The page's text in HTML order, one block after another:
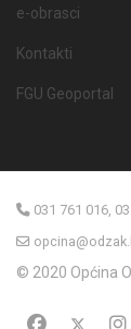
e-obrasci
Kontakti
FGU Geoportal
031 761 016,
© 2020 Općina